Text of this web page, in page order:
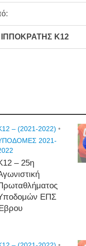
Κ12
– (2021-2022) •
2021-
– 25η
ΕΠΣ